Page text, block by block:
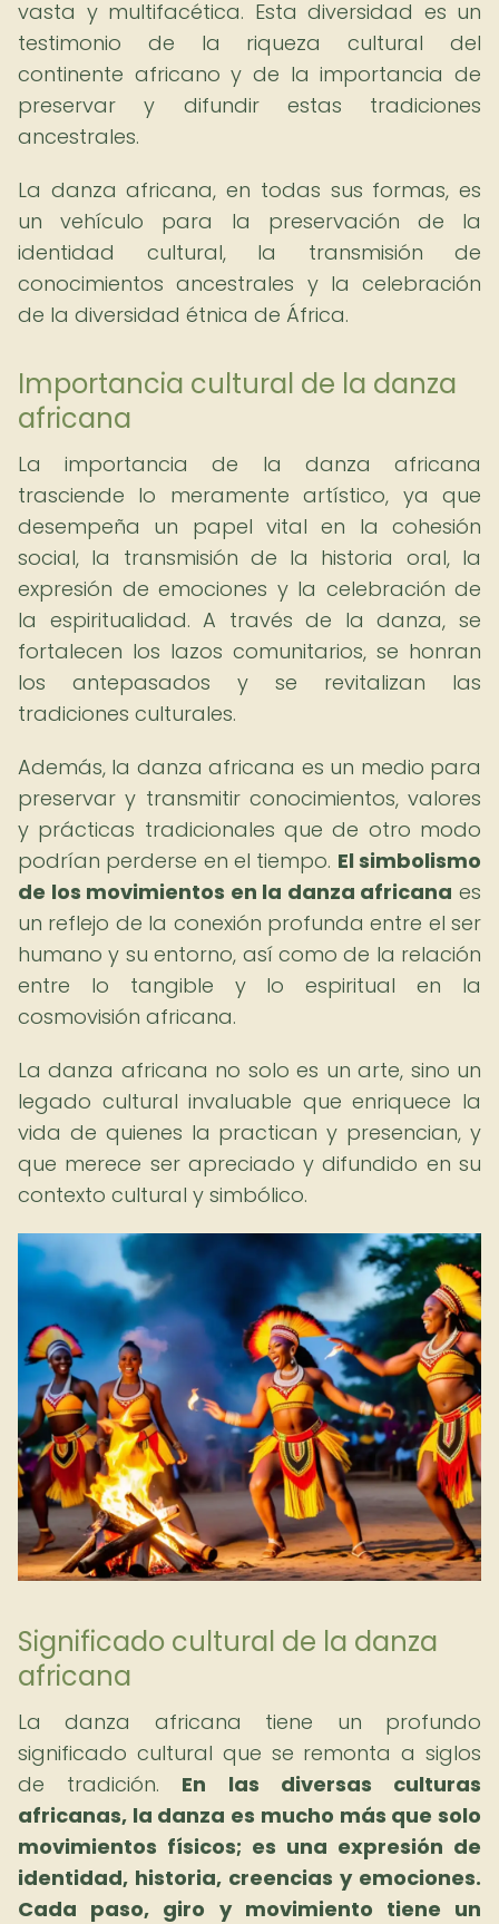
vasta y multifacética. Esta diversidad es un
testimonio de la riqueza cultural del
continente africano y de la importancia de
preservar y difundir estas tradiciones
ancestrales.
La danza africana, en todas sus formas, es
un vehículo para la preservación de la
identidad cultural, la transmisión de
conocimientos ancestrales y la celebración
de la diversidad étnica de África.
Importancia cultural de la danza
africana
La importancia de la danza africana
trasciende lo meramente artístico, ya que
desempeña un papel vital en la cohesión
social, la transmisión de la historia oral, la
expresión de emociones y la celebración de
la espiritualidad. A través de la danza, se
fortalecen los lazos comunitarios, se honran
los antepasados y se revitalizan las
tradiciones culturales.
Además, la danza africana es un medio para
preservar y transmitir conocimientos, valores
y prácticas tradicionales que de otro modo
podrían perderse en el tiempo. El simbolismo
de los movimientos en la danza africana es
un reflejo de la conexión profunda entre el ser
humano y su entorno, así como de la relación
entre lo tangible y lo espiritual en la
cosmovisión africana.
La danza africana no solo es un arte, sino un
legado cultural invaluable que enriquece la
vida de quienes la practican y presencian, y
que merece ser apreciado y difundido en su
contexto cultural y simbólico.
Significado cultural de la danza
africana
La danza africana tiene un profundo
significado cultural que se remonta a siglos
de tradición. En las diversas culturas
africanas, la danza es mucho más que solo
movimientos físicos; es una expresión de
identidad, historia, creencias y emociones.
Cada paso, giro y movimiento tiene un